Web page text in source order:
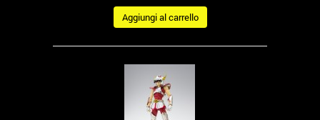
Aggiungi al carrello